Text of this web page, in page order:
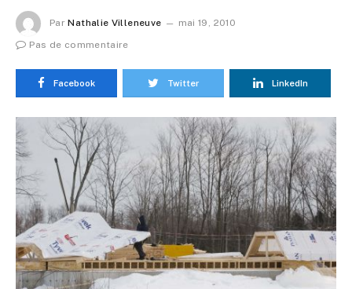
Par Nathalie Villeneuve
mai 19, 2010
Pas de commentaire
Facebook Twitter LinkedIn